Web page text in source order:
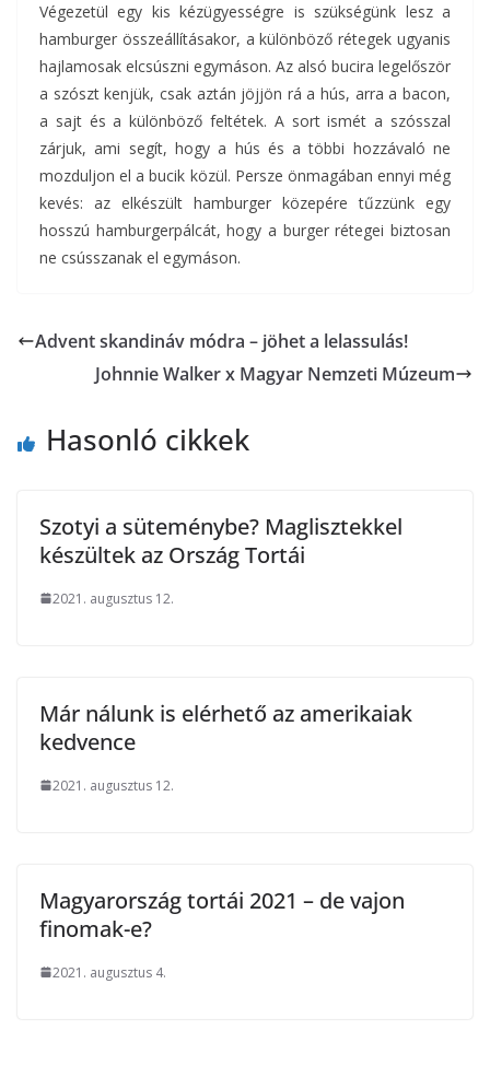
Végezetül egy kis kézügyességre is szükségünk lesz a
hamburger összeállításakor, a különböző rétegek ugyanis
hajlamosak elcsúszni egymáson. Az alsó bucira legelőször
a szószt kenjük, csak aztán jöjjön rá a hús, arra a bacon,
a sajt és a különböző feltétek. A sort ismét a szósszal
zárjuk, ami segít, hogy a hús és a többi hozzávaló ne
mozduljon el a bucik közül. Persze önmagában ennyi még
kevés: az elkészült hamburger közepére tűzzünk egy
hosszú hamburgerpálcát, hogy a burger rétegei biztosan
ne csússzanak el egymáson.
Advent skandináv módra – jöhet a lelassulás!
Johnnie Walker x Magyar Nemzeti Múzeum
Hasonló cikkek
Szotyi a süteménybe? Maglisztekkel
készültek az Ország Tortái
2021. augusztus 12.
Már nálunk is elérhető az amerikaiak
kedvence
2021. augusztus 12.
Magyarország tortái 2021 – de vajon
finomak-e?
2021. augusztus 4.